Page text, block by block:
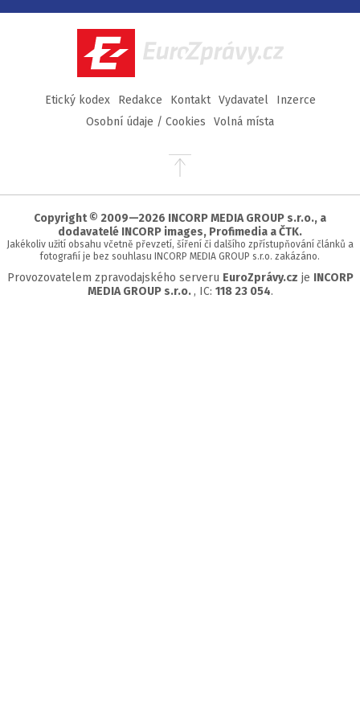
Facebook
TwitterInstagram
YouTube
EuroZprávy.cz
Etický kodex Redakce Kontakt Vydavatel
Inzerce
Osobní údaje / Cookies
Volná místa
Přejít
stránky
Copyright © 2009—2026 INCORP MEDIA GROUP s.r.o., a
dodavatelé INCORP images, Profimedia a ČTK.
Jakékoliv užití obsahu včetně převzetí, šíření či dalšího zpřístupňování článků a
fotografií je bez souhlasu INCORP MEDIA GROUP s.r.o. zakázáno.
Provozovatelem zpravodajského serveru EuroZprávy.cz je INCORP
MEDIA GROUP s.r.o., IC: 118 23 054.